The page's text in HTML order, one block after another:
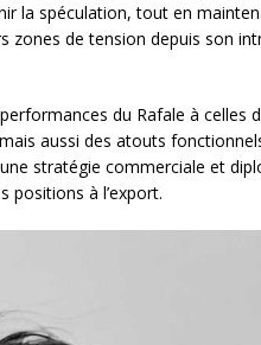
la spéculation, tout en
zones de tension depuis son
du Rafale à celles
aussi des atouts
stratégie commerciale et
positions à l’export.